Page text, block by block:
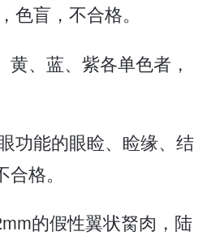
色盲，不合格。
、蓝、紫各单色者，
功能的眼睑、睑缘、结
格。
的假性翼状胬肉，陆